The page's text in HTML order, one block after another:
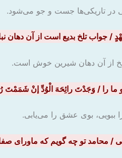
در تاریکی‌ها جست و جو می‌شود.
از آن دهان شیرین خوش است.
ببویی، بوی عشق را می‌یابی.